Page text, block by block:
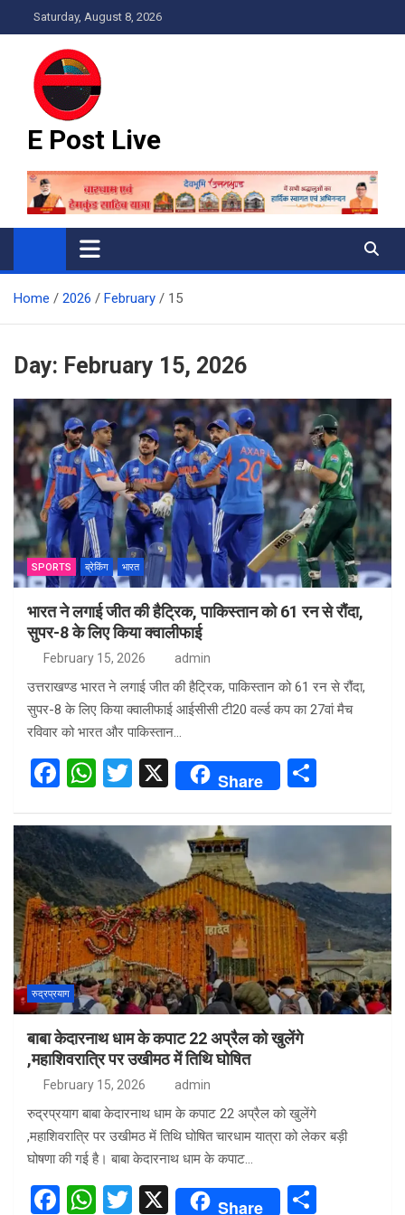
to
content
Saturday, August 8, 2026
E Post Live
Home 2026 February 15
Day: February 15, 2026
SPORTS ब्रेकिंग भारत
भारत ने लगाई जीत की हैट्रिक, पाकिस्तान को 61 रन से रौंदा,
सुपर-8 के लिए किया क्वालीफाई
February 15, 2026 admin
उत्तराखण्ड भारत ने लगाई जीत की हैट्रिक, पाकिस्तान को 61 रन से रौंदा,
सुपर-8 के लिए किया क्वालीफाई आईसीसी टी20 वर्ल्ड कप का 27वां मैच
रविवार को भारत और पाकिस्तान…
F
ce
b
o
o
k
W
at
s
A
p
p
T
tt
er
X Share
ar
रुद्रप्रयाग
बाबा केदारनाथ धाम के कपाट 22 अप्रैल को खुलेंगे
,महाशिवरात्रि पर उखीमठ में तिथि घोषित
February 15, 2026 admin
रुद्रप्रयाग बाबा केदारनाथ धाम के कपाट 22 अप्रैल को खुलेंगे
,महाशिवरात्रि पर उखीमठ में तिथि घोषित चारधाम यात्रा को लेकर बड़ी
घोषणा की गई है। बाबा केदारनाथ धाम के कपाट…
F
W T
X Share